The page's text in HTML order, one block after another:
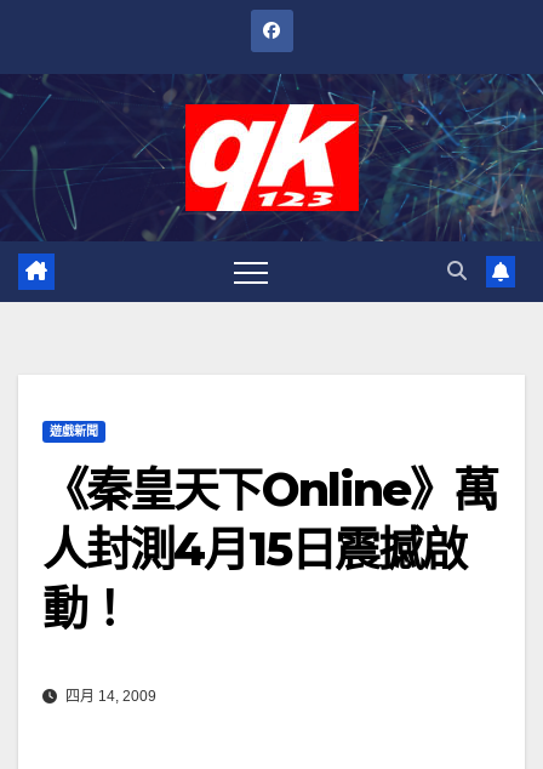
內
遊戲新聞
《秦皇天下Online》萬
人封測4月15日震撼啟
動！
四月 14, 2009